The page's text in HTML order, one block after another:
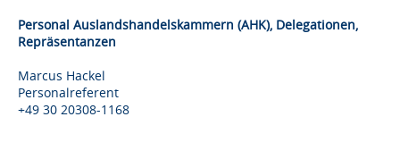
Personal Auslandshandelskammern (AHK), Delegationen,
Repräsentanzen
Marcus Hackel
Personalreferent
+49 30 20308-1168